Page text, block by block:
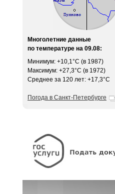
Многолетние данные
по температуре на 09.08:
Минимум: +10,1°C (в 1987)
Максимум: +27,3°C (в 1972)
Среднее за 120 лет: +17,3°C
Погода в Санкт-Петербурге